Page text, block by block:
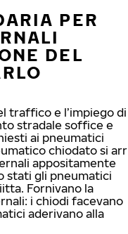
PER
DEL
traffico e l’impiego di
stradale soffice e
ai pneumatici
chiodato si
appositamente
stati gli pneumatici
Fornivano la
i chiodi facevano
aderivano alla